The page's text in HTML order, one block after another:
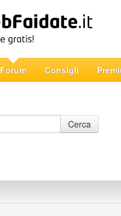
Forum Consigli
Cerca